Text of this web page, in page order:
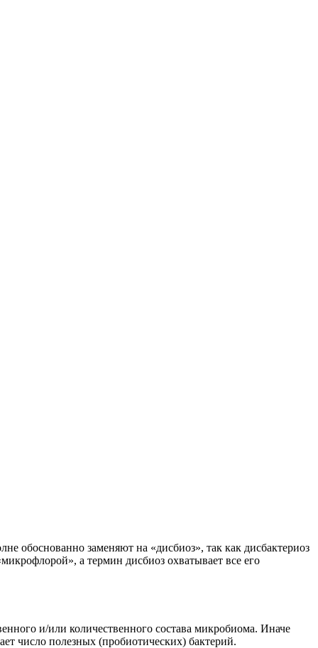
обоснованно заменяют на «дисбиоз», так как дисбактериоз
а термин дисбиоз охватывает все его
и/или количественного состава микробиома. Иначе
число полезных (пробиотических) бактерий.